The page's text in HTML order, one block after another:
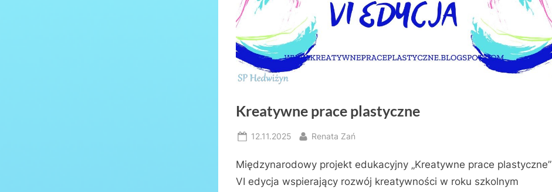
Kreatywne prace plastyczne
Posted
12.11.2025 By
Renata Zań
Międzynarodowy projekt edukacyjny „Kreatywne prace plastyczne”
VI edycja wspierający rozwój kreatywności w roku szkolnym